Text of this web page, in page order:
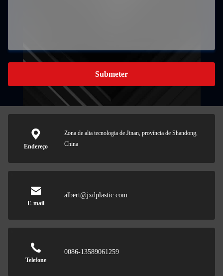
Submeter
Endereço
Zona de alta tecnologia de Jinan, província de Shandong,
China
E-mail
albert@jxdplastic.com
Telefone
0086-13589061259